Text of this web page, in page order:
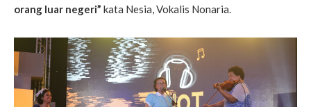
orang luar negeri” kata Nesia, Vokalis Nonaria.